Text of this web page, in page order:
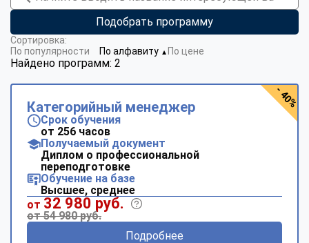
Подобрать программу
Найдено программ: 2
Сортировка:
По популярности
По алфавиту ▼ По цене
Категорийный менеджер
Срок обучения
от 256 часов
Получаемый документ
Диплом о профессиональной
переподготовке
Обучение на базе
Высшее, среднее
от 32 980 руб.
от 54 980 руб.
Подробнее
- 40%